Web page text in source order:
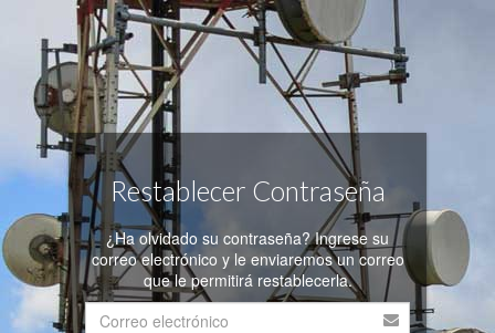
Restablecer Contraseña
¿Ha olvidado su contraseña? Ingrese su
correo electrónico y le enviaremos un correo
que le permitirá restablecerla.